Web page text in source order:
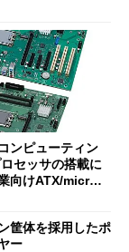
ンピューティン
セッサの搭載に
向けATX/micro
筐体を採用したポ
ー